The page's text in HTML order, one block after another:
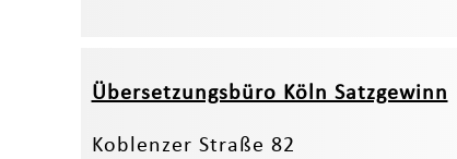
Übersetzungsbüro Köln Satzgewinn
Koblenzer Straße 82